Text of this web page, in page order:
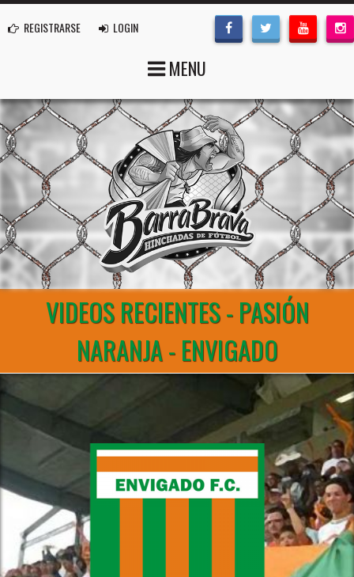
REGISTRARSE LOGIN
MENU
VIDEOS RECIENTES - PASIÓN
NARANJA - ENVIGADO